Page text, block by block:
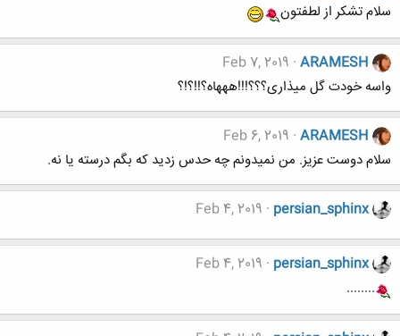
سلام تشکر از لطفتون
ARAMESH
Feb 7, 2019
واسه خودت گل میذاری؟؟؟!!!هههاه؟!!؟!؟
ARAMESH
Feb 6, 2019
سلام دوست عزیز. من نمیدونم چه حدس زدید که بگم درسته یا نه.
persian_sphinx
Feb 4, 2019
persian_sphinx
Feb 4, 2019
........